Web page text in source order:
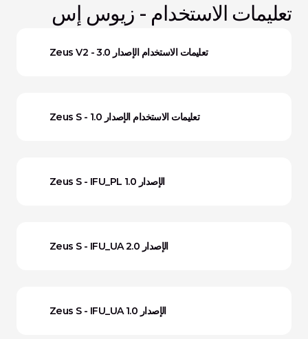
تعليمات الاستخدام - زيوس إس
Zeus V2 - تعليمات الاستخدام الإصدار 3.0
Zeus S - تعليمات الاستخدام الإصدار 1.0
Zeus S - IFU_PL الإصدار 1.0
Zeus S - IFU_UA الإصدار 2.0
Zeus S - IFU_UA الإصدار 1.0